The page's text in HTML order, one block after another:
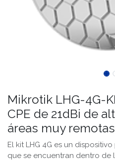
Mikrotik LHG-4G-
CPE de 21dBi de
áreas muy remotas
El kit LHG 4G es un
que se encuentran dentro de